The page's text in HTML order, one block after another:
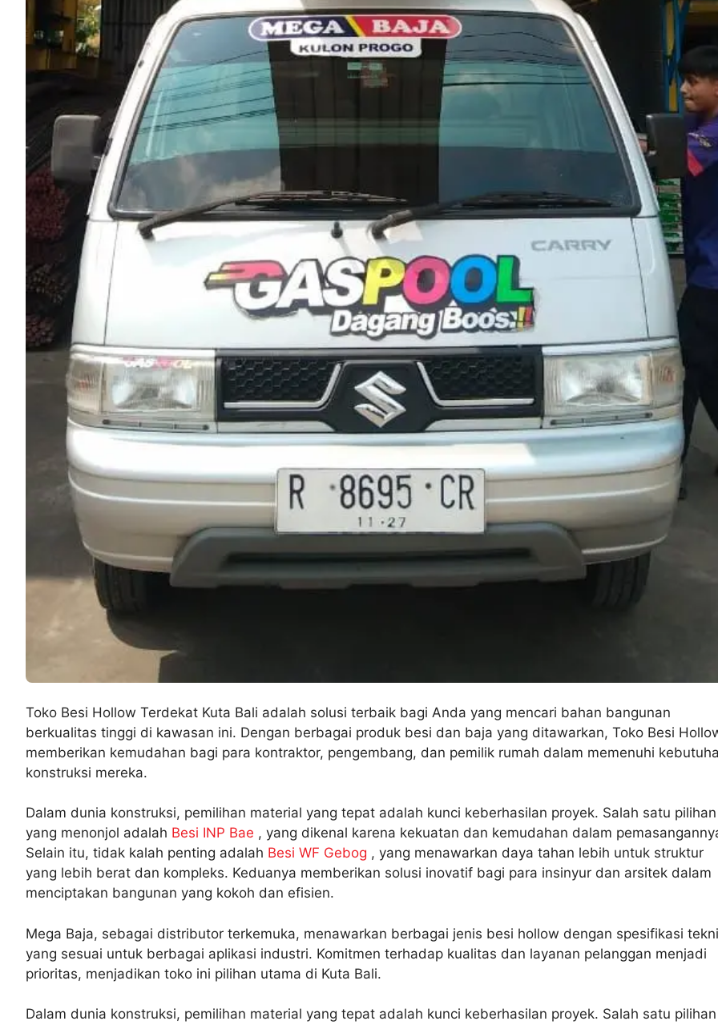
Toko Besi Hollow Terdekat Kuta Bali adalah solusi terbaik bagi Anda yang mencari bahan bangunan
berkualitas tinggi di kawasan ini. Dengan berbagai produk besi dan baja yang ditawarkan, Toko Besi
memberikan kemudahan bagi para kontraktor, pengembang, dan pemilik rumah dalam memenuhi
konstruksi mereka.
Dalam dunia konstruksi, pemilihan material yang tepat adalah kunci keberhasilan proyek. Salah satu pilihan
yang menonjol adalah Besi INP Bae , yang dikenal karena kekuatan dan kemudahan dalam
Selain itu, tidak kalah penting adalah Besi WF Gebog , yang menawarkan daya tahan lebih untuk struktur
yang lebih berat dan kompleks. Keduanya memberikan solusi inovatif bagi para insinyur dan arsitek dalam
menciptakan bangunan yang kokoh dan efisien.
Mega Baja, sebagai distributor terkemuka, menawarkan berbagai jenis besi hollow dengan spesifikasi
yang sesuai untuk berbagai aplikasi industri. Komitmen terhadap kualitas dan layanan pelanggan menjadi
prioritas, menjadikan toko ini pilihan utama di Kuta Bali.
Dalam dunia konstruksi, pemilihan material yang tepat adalah kunci keberhasilan proyek. Salah satu pilihan